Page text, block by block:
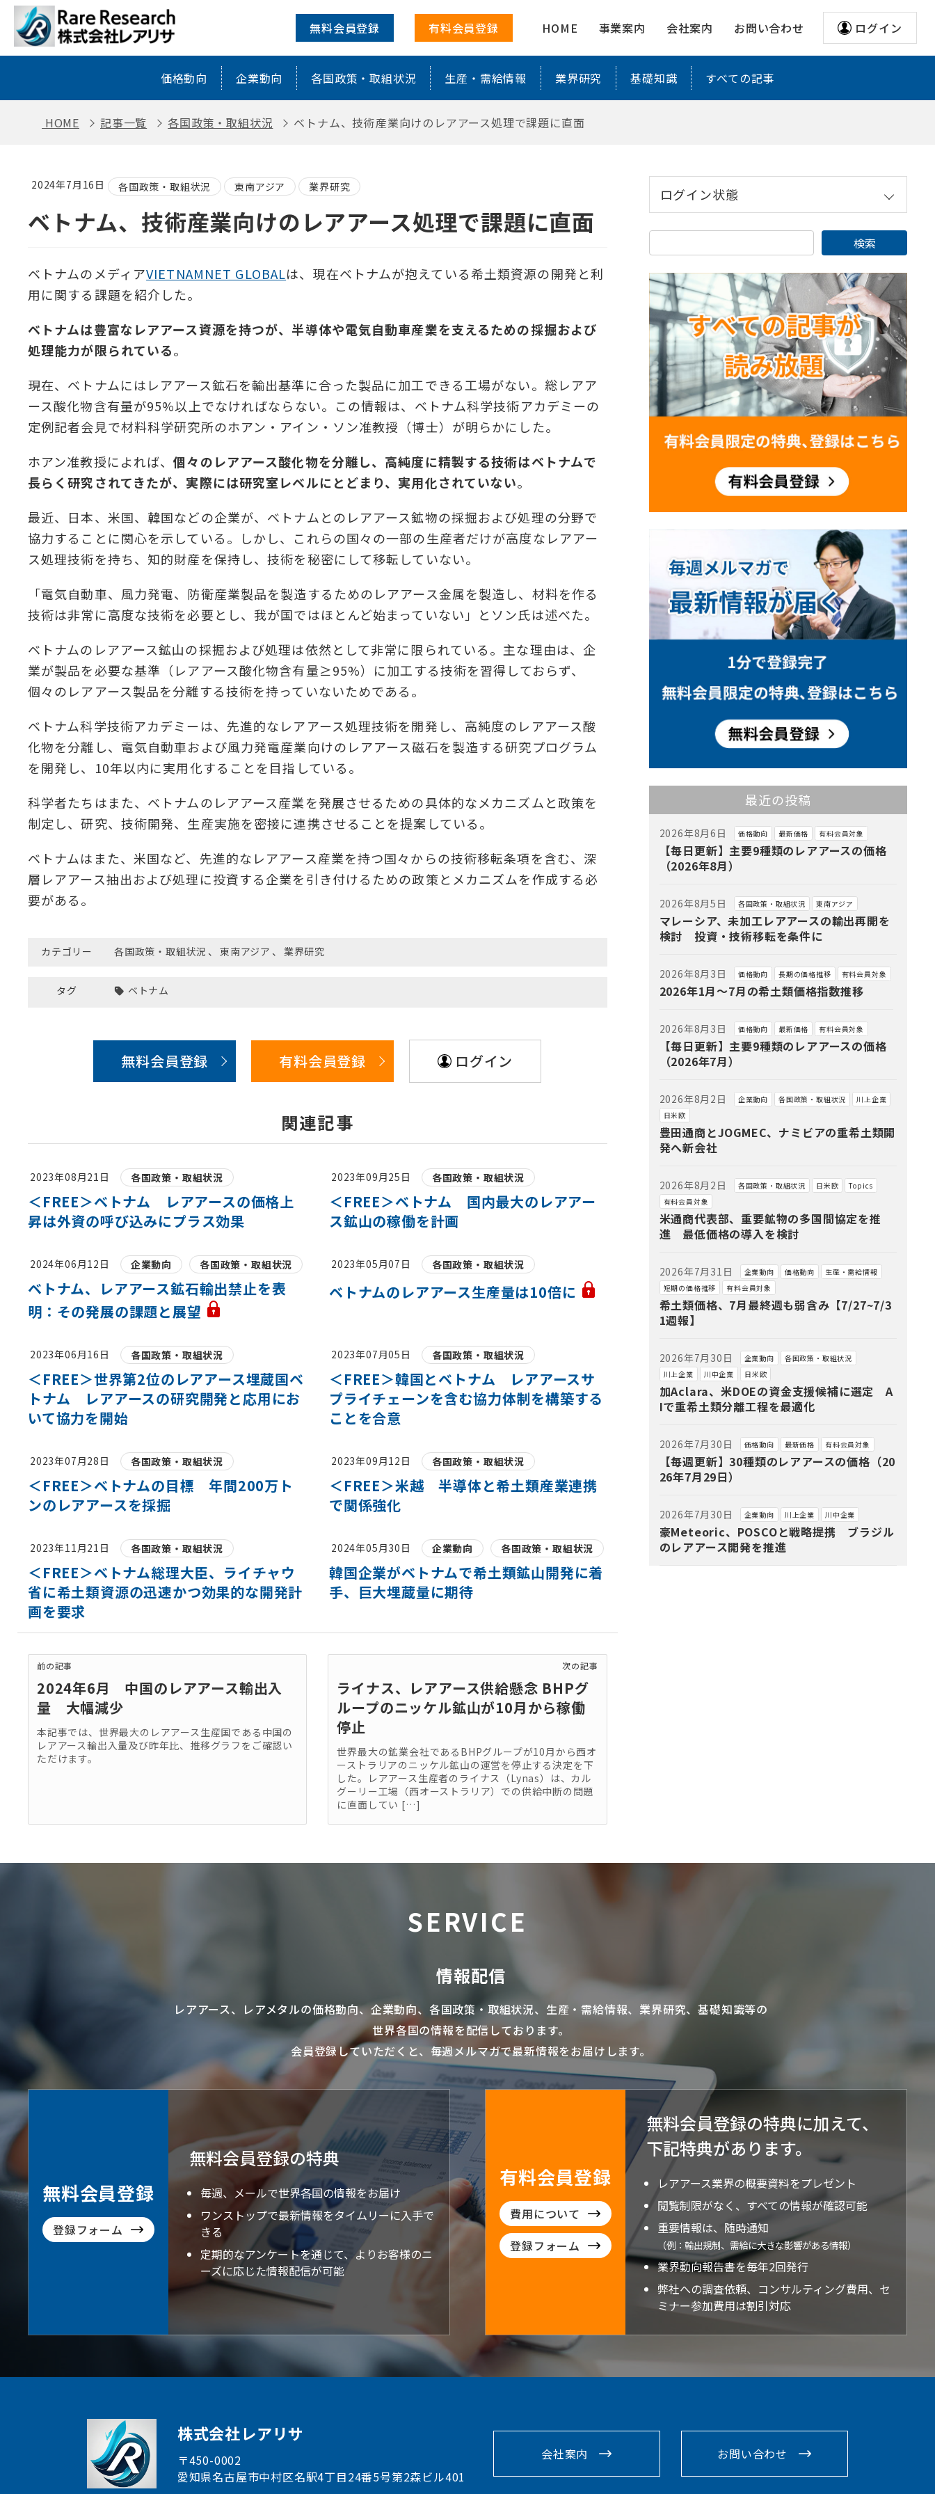
ベトナム、技術産業向けのレアアース処理で課題に直面 ｜ 株式会社レアリサ
無料会員登録 有料会員登録 HOME 事業案内 会社案内 お問い合わせ ログイン
価格動向 企業動向 各国政策・取組状況 生産・需給情報 業界研究 基礎知識 すべての記事
HOME 記事一覧 各国政策・取組状況 ベトナム、技術産業向けのレアアース処理で課題に直面
2024年7月16日 各国政策・取組状況 東南アジア 業界研究
ベトナム、技術産業向けのレアアース処理で課題に直面
ベトナムのメディアVIETNAMNET GLOBALは、現在ベトナムが抱えている希土類資源の開発と利
用に関する課題を紹介した。
ベトナムは豊富なレアアース資源を持つが、半導体や電気自動車産業を支えるための採掘および
処理能力が限られている。
現在、ベトナムにはレアアース鉱石を輸出基準に合った製品に加工できる工場がない。総レアア
ース酸化物含有量が95%以上でなければならない。この情報は、ベトナム科学技術アカデミーの
定例記者会見で材料科学研究所のホアン・アイン・ソン准教授（博士）が明らかにした。
ホアン准教授によれば、個々のレアアース酸化物を分離し、高純度に精製する技術はベトナムで
長らく研究されてきたが、実際には研究室レベルにとどまり、実用化されていない。
最近、日本、米国、韓国などの企業が、ベトナムとのレアアース鉱物の採掘および処理の分野で
協力することに関心を示している。しかし、これらの国々の一部の生産者だけが高度なレアアー
ス処理技術を持ち、知的財産を保持し、技術を秘密にして移転していない。
「電気自動車、風力発電、防衛産業製品を製造するためのレアアース金属を製造し、材料を作る
技術は非常に高度な技術を必要とし、我が国ではほとんど始まっていない」とソン氏は述べた。
ベトナムのレアアース鉱山の採掘および処理は依然として非常に限られている。主な理由は、企
業が製品を必要な基準（レアアース酸化物含有量≥95%）に加工する技術を習得しておらず、
個々のレアアース製品を分離する技術を持っていないためである。
ベトナム科学技術アカデミーは、先進的なレアアース処理技術を開発し、高純度のレアアース酸
化物を分離し、電気自動車および風力発電産業向けのレアアース磁石を製造する研究プログラム
を開発し、10年以内に実用化することを目指している。
科学者たちはまた、ベトナムのレアアース産業を発展させるための具体的なメカニズムと政策を
制定し、研究、技術開発、生産実施を密接に連携させることを提案している。
ベトナムはまた、米国など、先進的なレアアース産業を持つ国々からの技術移転条項を含む、深
層レアアース抽出および処理に投資する企業を引き付けるための政策とメカニズムを作成する必
要がある。
カテゴリー 各国政策・取組状況 、 東南アジア 、 業界研究
タグ ベトナム
無料会員登録 有料会員登録 ログイン
関連記事
2023年08月21日 各国政策・取組状況
＜FREE＞ベトナム レアアースの価格上
昇は外資の呼び込みにプラス効果
2023年09月25日 各国政策・取組状況
＜FREE＞ベトナム 国内最大のレアアー
ス鉱山の稼働を計画
2024年06月12日 企業動向 各国政策・取組状況
ベトナム、レアアース鉱石輸出禁止を表
明：その発展の課題と展望
2023年05月07日 各国政策・取組状況
ベトナムのレアアース生産量は10倍に
2023年06月16日 各国政策・取組状況
＜FREE＞世界第2位のレアアース埋蔵国ベ
トナム レアアースの研究開発と応用にお
いて協力を開始
2023年07月05日 各国政策・取組状況
＜FREE＞韓国とベトナム レアアースサ
プライチェーンを含む協力体制を構築する
ことを合意
2023年07月28日 各国政策・取組状況
＜FREE＞ベトナムの目標 年間200万ト
ンのレアアースを採掘
2023年09月12日 各国政策・取組状況
＜FREE＞米越 半導体と希土類産業連携
で関係強化
2023年11月21日 各国政策・取組状況
＜FREE＞ベトナム総理大臣、ライチャウ
省に希土類資源の迅速かつ効果的な開発計
画を要求
2024年05月30日 企業動向 各国政策・取組状況
韓国企業がベトナムで希土類鉱山開発に着
手、巨大埋蔵量に期待
前の記事
2024年6月 中国のレアアース輸出入
量 大幅減少
本記事では、世界最大のレアアース生産国である中国の
レアアース輸出入量及び昨年比、推移グラフをご確認い
ただけます。
次の記事
ライナス、レアアース供給懸念 BHPグ
ループのニッケル鉱山が10月から稼働
停止
世界最大の鉱業会社であるBHPグループが10月から西オ
ーストラリアのニッケル鉱山の運営を停止する決定を下
した。レアアース生産者のライナス（Lynas）は、カル
グーリー工場（西オーストラリア）での供給中断の問題
に直面してい […]
ログイン状態
最近の投稿
2026年8月6日 価格動向 最新価格 有料会員対象
【毎日更新】主要9種類のレアアースの価格
（2026年8月）
2026年8月5日 各国政策・取組状況 東南アジア
マレーシア、未加工レアアースの輸出再開を
検討 投資・技術移転を条件に
2026年8月3日 価格動向 長期の価格推移 有料会員対象
2026年1月～7月の希土類価格指数推移
2026年8月3日 価格動向 最新価格 有料会員対象
【毎日更新】主要9種類のレアアースの価格
（2026年7月）
2026年8月2日 企業動向 各国政策・取組状況
川上企業
日米欧
豊田通商とJOGMEC、ナミビアの重希土類開
発へ新会社
2026年8月2日 各国政策・取組状況 日米欧
Topics
有料会員対象
米通商代表部、重要鉱物の多国間協定を推
進 最低価格の導入を検討
2026年7月31日 企業動向 価格動向
生産・需給情報
短期の価格推移
有料会員対象
希土類価格、7月最終週も弱含み【7/27~7/3
1週報】
2026年7月30日 企業動向
各国政策・取組状況
川上企業
川中企業 日米欧
加Aclara、米DOEの資金支援候補に選定 A
Iで重希土類分離工程を最適化
2026年7月30日 価格動向 最新価格 有料会員対象
【毎週更新】30種類のレアアースの価格（20
26年7月29日）
2026年7月30日 企業動向 川上企業 川中企業
豪Meteoric、POSCOと戦略提携 ブラジル
のレアアース開発を推進
SERVICE
情報配信
レアアース、 レアメタルの価格動向、企業動向、各国政策・取組状況、生産・需給情報、業界研究、基礎知識等の
世界各国の情報を配信しております。
会員登録していただくと、毎週メルマガで最新情報をお届けします。
無料会員登録
登録フォーム
無料会員登録の特典
毎週、メールで世界各国の情報をお届け
ワンストップで最新情報をタイムリーに入手で
きる
定期的なアンケートを通じて、よりお客様のニ
ーズに応じた情報配信が可能
有料会員登録
費用について
登録フォーム
無料会員登録の特典に加えて、
下記特典があります。
レアアース業界の概要資料をプレゼント
閲覧制限がなく、すべての情報が確認可能
重要情報は、随時通知
（例：輸出規制、需給に大きな影響がある情報）
業界動向報告書を毎年2回発行
弊社への調査依頼、コンサルティング費用、セ
ミナー参加費用は割引対応
株式会社レアリサ
〒450-0002
愛知県名古屋市中村区名駅4丁目24番5号第2森ビル401
会社案内 お問い合わせ